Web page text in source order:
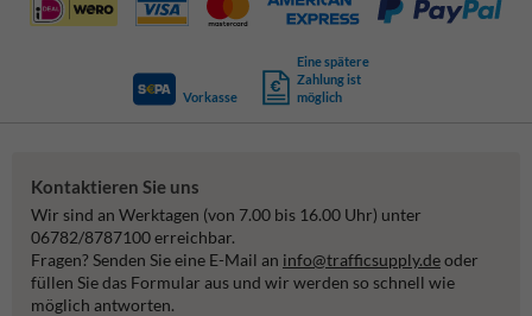
Vorkasse
Eine spätere
Zahlung ist
möglich
Kontaktieren Sie uns
Wir sind an Werktagen (von 7.00 bis 16.00 Uhr) unter
06782/8787100 erreichbar.
Fragen? Senden Sie eine E-Mail an info@trafficsupply.deoder
füllen Sie das Formular aus und wir werden so schnell wie
möglich antworten.